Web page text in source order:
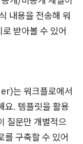
내용을 전송해 워
받아볼 수 있어
는 워크플로에서
요. 템플릿을 활용
질문만 개별적으
를 구축할 수 있어